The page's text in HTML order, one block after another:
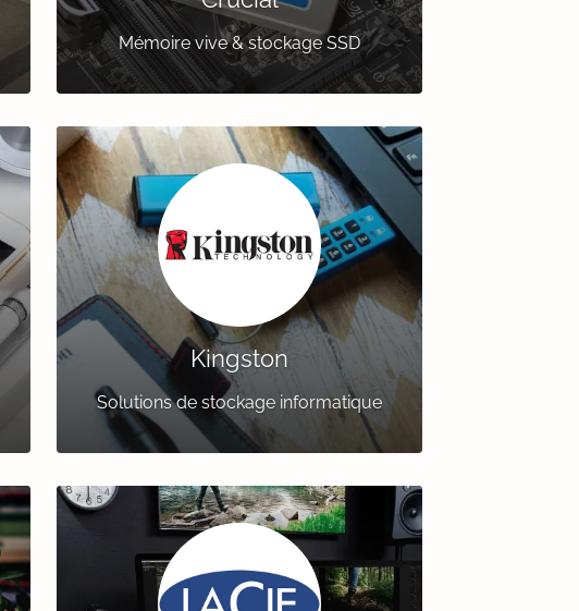
Mémoire vive & stockage SSD
Kingston
Solutions de stockage informatique